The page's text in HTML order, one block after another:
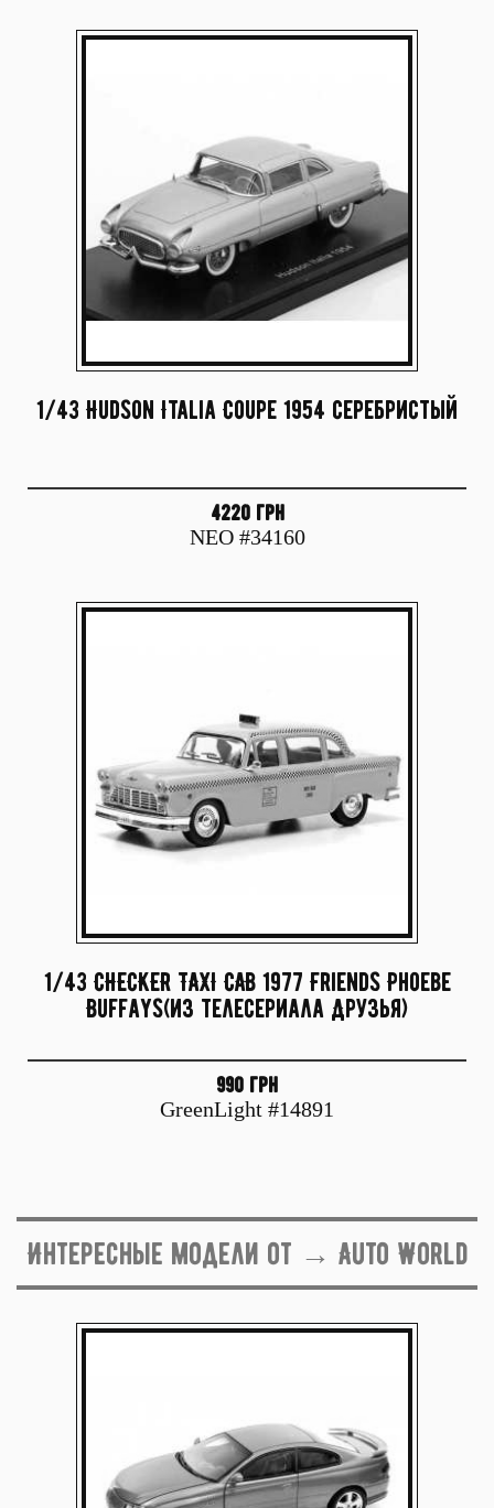
1/43 Hudson Italia Coupe 1954 серебристый
4220 грн
NEO #34160
1/43 CHECKER TAXI CAB 1977 Friends Phoebe
Buffays(из телесериала Друзья)
990 грн
GreenLight #14891
Интересные модели от → Auto World